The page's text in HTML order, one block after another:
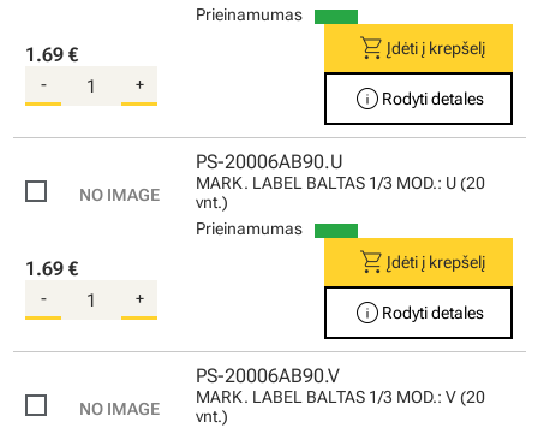
Prieinamumas
1.69 €
- +
shopping_cartĮdėti į krepšelį
info Rodyti detales
PS-20006AB90.U
MARK. LABEL BALTAS 1/3 MOD.: U (20
vnt.)
Prieinamumas
1.69 €
- +
shopping_cartĮdėti į krepšelį
info Rodyti detales
PS-20006AB90.V
MARK. LABEL BALTAS 1/3 MOD.: V (20
vnt.)